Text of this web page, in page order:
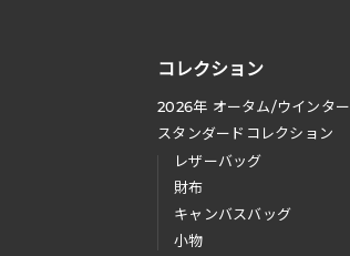
コレクション
2026年 オータム/ウインター
スタンダードコレクション
レザーバッグ
財布
キャンバスバッグ
小物